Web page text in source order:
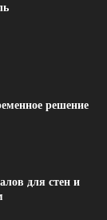
решение
для стен и